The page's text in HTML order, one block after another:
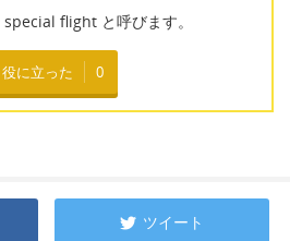
flight と呼びます。
役に立った 0
ツイート